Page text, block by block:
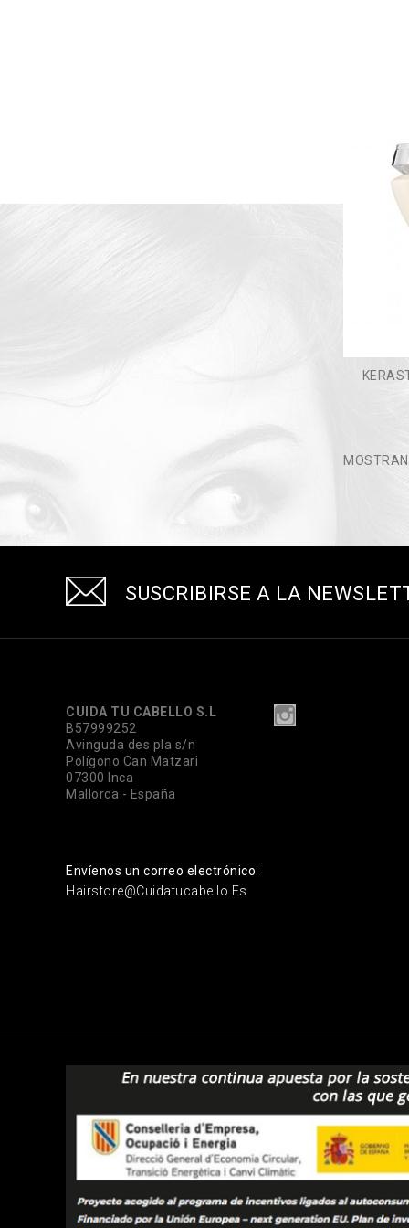
SUSCRIBIRSE A LA
CUIDA TU CABELLO S.L
B57999252
Avinguda des pla s/n
Polígono Can Matzari
07300 Inca
Mallorca - España
Envíenos un correo electrónico:
Hairstore@cuidatucabello.es